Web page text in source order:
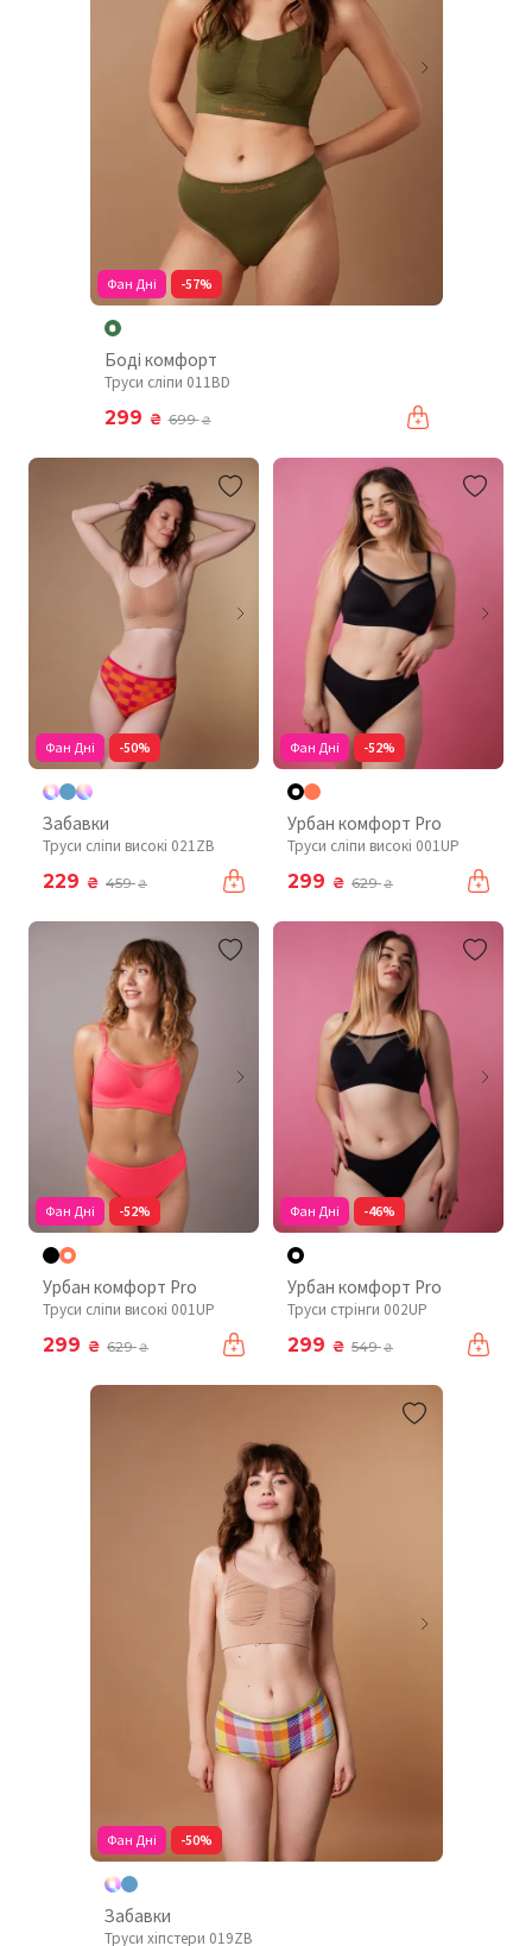
Фан Дні -57%
Боді комфорт
Труси сліпи 011BD
299 ₴ 699₴
Фан Дні -50%
Забавки
Труси сліпи високі 021ZB
229 ₴ 459₴
Фан Дні -52%
Урбан комфорт Pro
Труси сліпи високі 001UP
299 ₴ 629₴
Фан Дні -52%
Урбан комфорт Pro
Труси сліпи високі 001UP
299 ₴ 629₴
Фан Дні -46%
Урбан комфорт Pro
Труси стрінги 002UP
299 ₴ 549₴
Фан Дні -50%
Забавки
Труси хіпстери 019ZB